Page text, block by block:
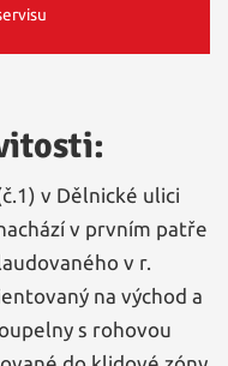
v Dělnické ulici
v prvním patře
v r.
na východ a
s rohovou